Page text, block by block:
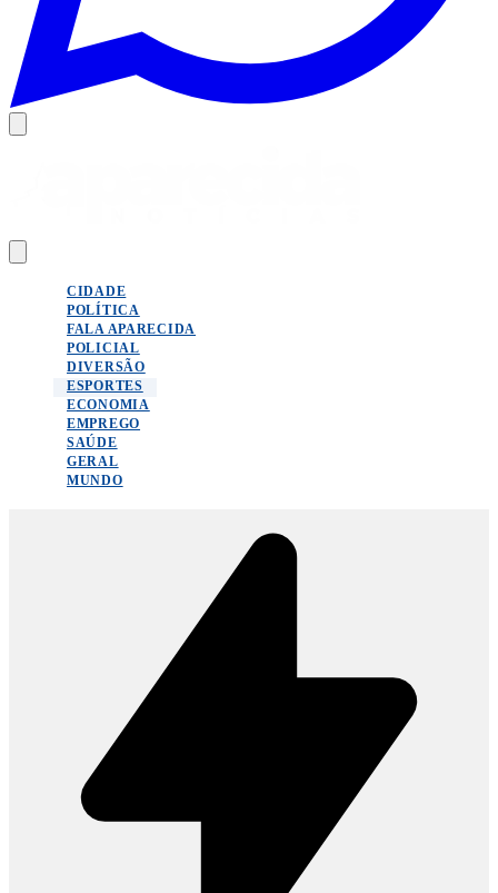
CIDADE
POLÍTICA
FALA APARECIDA
POLICIAL
DIVERSÃO
ESPORTES
ECONOMIA
EMPREGO
SAÚDE
GERAL
MUNDO